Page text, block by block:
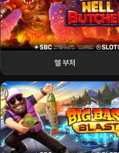
헬 부처